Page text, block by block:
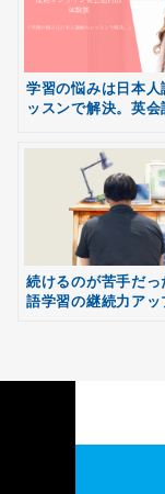
学習の悩みは日本人
ッスンで解決。英
上！
続けるのが苦手だっ
語学習の継続力アッ